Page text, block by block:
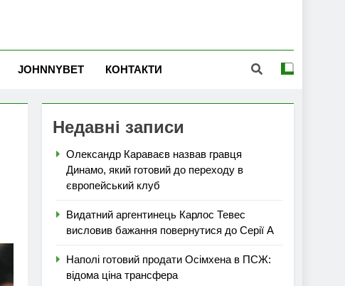
JOHNNYBET КОНТАКТИ
Недавні записи
Олександр Караваєв назвав гравця
Динамо, який готовий до переходу в
європейський клуб
Видатний аргентинець Карлос Тевес
висловив бажання повернутися до Серії А
Наполі готовий продати Осімхена в ПСЖ:
відома ціна трансфера